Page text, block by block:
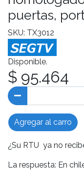
puertas,
SKU: TX3012
Disponible.
$ 95.464
Agregar al carro
¿Su RTU ya no
La respuesta: En